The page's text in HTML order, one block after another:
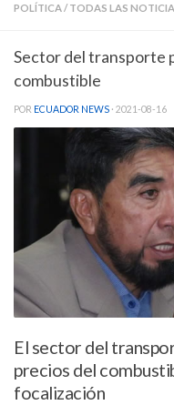
POLÍTICA/ TODAS LAS
Sector del transporte
combustible
POR ECUADOR NEWS · 2021-08-16
El sector del
precios del
focalización